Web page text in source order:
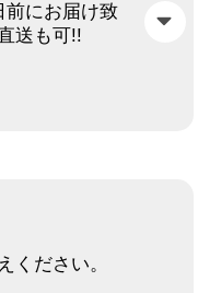
前にお届け致
送も可!!
ください。